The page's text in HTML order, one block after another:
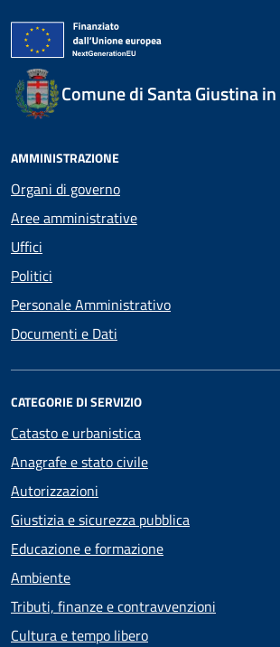
Comune di Santa Giustina
AMMINISTRAZIONE
Organi di governo
Aree amministrative
Uffici
Politici
Personale Amministrativo
Documenti e Dati
CATEGORIE DI SERVIZIO
Catasto e urbanistica
Anagrafe e stato civile
Autorizzazioni
Giustizia e sicurezza pubblica
Educazione e formazione
Ambiente
Tributi, finanze e contravvenzioni
Cultura e tempo libero